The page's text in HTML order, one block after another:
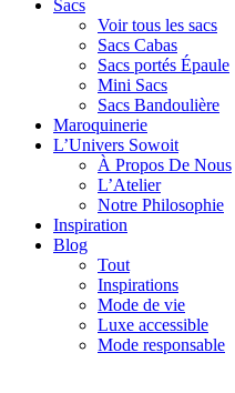
Sacs
Voir tous les sacs
Sacs Cabas
Sacs portés Épaule
Mini Sacs
Sacs Bandoulière
Maroquinerie
L’Univers Sowoit
À Propos De Nous
L’Atelier
Notre Philosophie
Inspiration
Blog
Tout
Inspirations
Mode de vie
Luxe accessible
Mode responsable